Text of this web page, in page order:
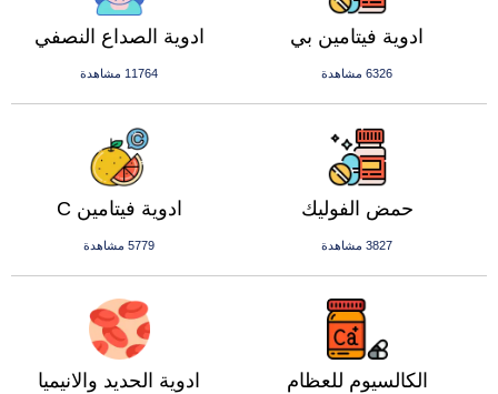
ادوية الصداع النصفي
11764 مشاهدة
ادوية فيتامين بي
6326 مشاهدة
ادوية فيتامين C
5779 مشاهدة
حمض الفوليك
3827 مشاهدة
ادوية الحديد والانيميا الكالسيوم للعظام